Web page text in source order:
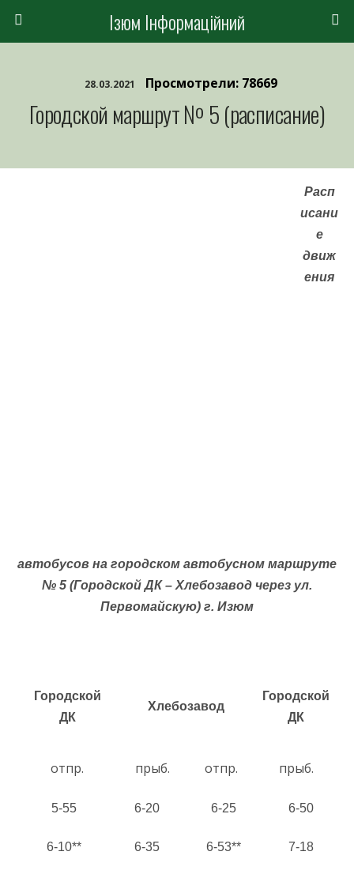
Ізюм Інформаційний
28.03.2021 Просмотрели: 78669
Городской маршрут № 5 (расписание)
Расп
исани
е
движ
ения
автобусов на городском автобусном маршруте
№ 5 (Городской ДК – Хлебозавод через ул.
Первомайскую) г. Изюм
Городской
ДК
Хлебозавод
Городской
ДК
отпр. прыб. отпр. прыб.
5-55 6-20 6-25 6-50
6-10** 6-35 6-53** 7-18